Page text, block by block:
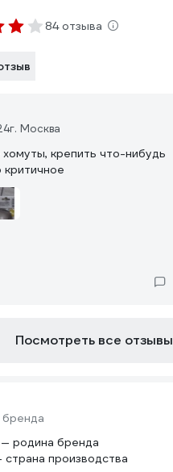
84 отзыва
г. Москва
крепить что-нибудь
Посмотреть все отзывы
родина бренда
страна производства